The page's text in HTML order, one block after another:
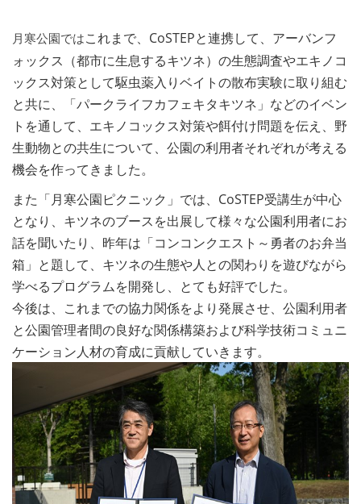
月寒公園ではこれまで、CoSTEPと連携して、アーバンフ
ォックス（都市に生息するキツネ）の生態調査やエキノコ
ックス対策として駆虫薬入りベイトの散布実験に取り組む
と共に、「パークライフカフェキタキツネ」などのイベン
トを通して、エキノコックス対策や餌付け問題を伝え、野
生動物との共生について、公園の利用者それぞれが考える
機会を作ってきました。
また「月寒公園ピクニック」では、CoSTEP受講生が中心
となり、キツネのブースを出展して様々な公園利用者にお
話を聞いたり、昨年は「コンコンクエスト～勇者のお弁当
箱」と題して、キツネの生態や人との関わりを遊びながら
学べるプログラムを開発し、とても好評でした。
今後は、これまでの協力関係をより発展させ、公園利用者
と公園管理者間の良好な関係構築および科学技術コミュニ
ケーション人材の育成に貢献していきます。